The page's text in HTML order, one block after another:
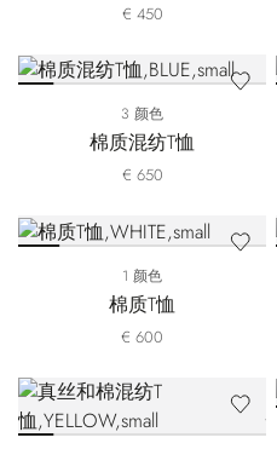
€ 450
3 颜色
棉质混纺T恤
€ 650
1 颜色
棉质T恤
€ 600